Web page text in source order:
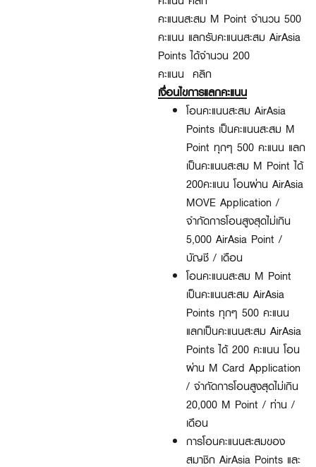
คะแนนสะสม M Point จำนวน 500
คะแนน แลกรับคะแนนสะสม AirAsia
Points ได้จำนวน 200
คะแนน คลิก
เงื่อนไขการแลกคะแนน
โอนคะแนนสะสม AirAsia
Points เป็นคะแนนสะสม M
Point ทุกๆ 500 คะแนน แลก
เป็นคะแนนสะสม M Point ได้
200คะแนน โอนผ่าน AirAsia
MOVE Application /
จำกัดการโอนสูงสุดไม่เกิน
5,000 AirAsia Point /
บัญชี / เดือน
โอนคะแนนสะสม M Point
เป็นคะแนนสะสม AirAsia
Points ทุกๆ 500 คะแนน
แลกเป็นคะแนนสะสม AirAsia
Points ได้ 200 คะแนน โอน
ผ่าน M Card Application
/ จำกัดการโอนสูงสุดไม่เกิน
20,000 M Point / ท่าน /
เดือน
การโอนคะแนนสะสมของ
สมาชิก AirAsia Points และ